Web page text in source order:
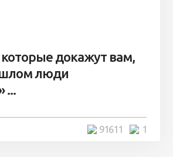
которые докажут вам,
люди
...
1
91611